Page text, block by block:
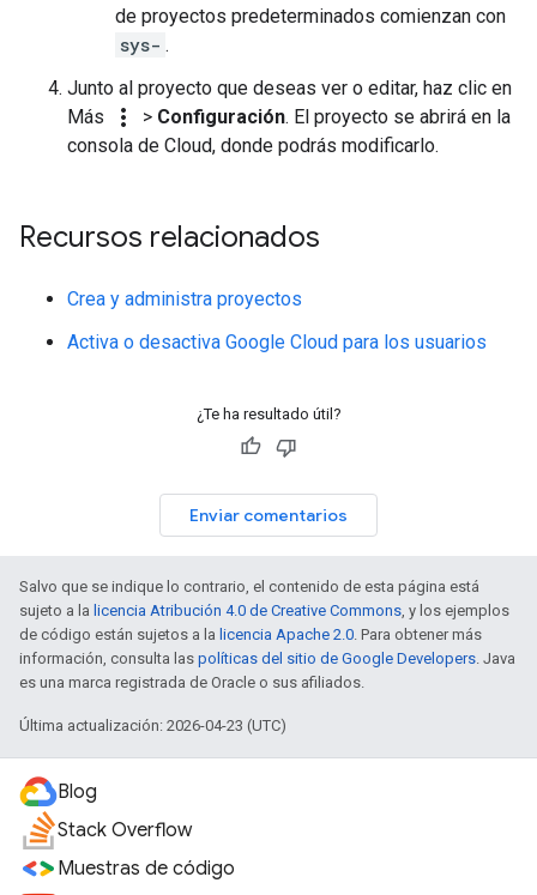
de proyectos predeterminados comienzan con
sys- .
Junto al proyecto que deseas ver o editar, haz clic en
Más
more_vert > Configuración. El proyecto se abrirá en la
consola de Cloud, donde podrás modificarlo.
Recursos relacionados
Crea y administra proyectos
Activa o desactiva Google Cloud para los usuarios
¿Te ha resultado útil?
Enviar comentarios
Salvo que se indique lo contrario, el contenido de esta página está
sujeto a la licencia Atribución 4.0 de Creative Commons, y los ejemplos
de código están sujetos a la licencia Apache 2.0. Para obtener más
información, consulta las políticas del sitio de Google Developers. Java
es una marca registrada de Oracle o sus afiliados.
Última actualización: 2026-04-23 (UTC)
Blog
Stack Overflow
Muestras de código